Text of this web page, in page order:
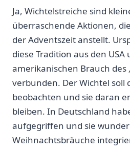
Ja, Wichtelstreiche sind
überraschende Aktionen,
der⁣ Adventszeit anstellt.
⁣diese Tradition aus den
amerikanischen Brauch des
verbunden. Der Wichtel soll
beobachten​ und sie daran
‍bleiben. In Deutschland
aufgegriffen und‍ sie
Weihnachtsbräuche‌